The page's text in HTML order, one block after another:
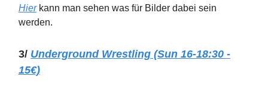
Hierkann man sehen was für Bilder dabei sein
werden.
3/ Underground Wrestling (Sun 16-18:30 -
15€)